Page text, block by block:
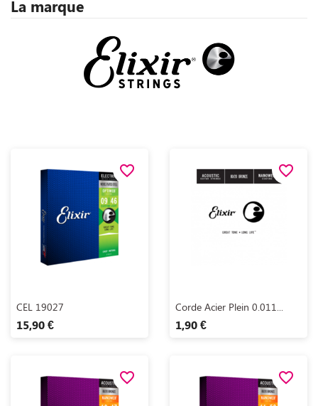
La marque
Aperçu rapide
CEL 19027
15,90 €
favorite_border
 Aperçu rapide
Corde Acier Plein 0.011...
1,90 €
favorite_border
favorite_border favorite_border